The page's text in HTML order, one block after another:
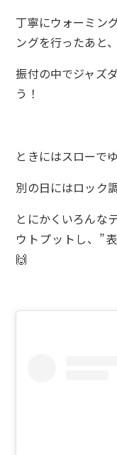
丁寧にウォーミン
ングを行ったあと
振付の中でジャズ
う！
ときにはスローで
別の日にはロック
とにかくいろんな
ウトプットし、”
🙌